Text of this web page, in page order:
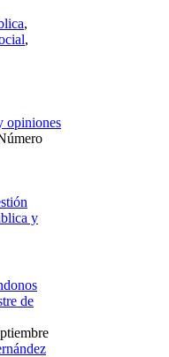
,
,
opiniones
y
de